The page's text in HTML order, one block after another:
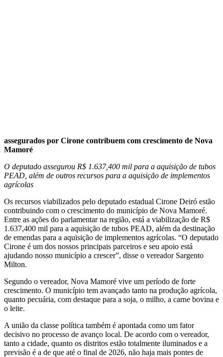
assegurados por Cirone contribuem com crescimento de Nova
Mamoré
O deputado assegurou R$ 1.637,400 mil para a aquisição de tubos
PEAD, além de outros recursos para a aquisição de implementos
agrícolas
Os recursos viabilizados pelo deputado estadual Cirone Deiró estão
contribuindo com o crescimento do município de Nova Mamoré.
Entre as ações do parlamentar na região, está a viabilização de R$
1.637,400 mil para a aquisição de tubos PEAD, além da destinação
de emendas para a aquisição de implementos agrícolas. “O deputado
Cirone é um dos nossos principais parceiros e seu apoio está
ajudando nosso município a crescer”, disse o vereador Sargento
Milton.
Segundo o vereador, Nova Mamoré vive um período de forte
crescimento. O município tem avançado tanto na produção agrícola,
quanto pecuária, com destaque para a soja, o milho, a carne bovina e
o leite.
A união da classe política também é apontada como um fator
decisivo no processo de avanço local. De acordo com o vereador,
tanto a cidade, quanto os distritos estão totalmente iluminados e a
previsão é a de que até o final de 2026, não haja mais pontes de